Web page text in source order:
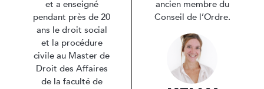
et a enseigné
pendant près de 20
ans le droit social
et la procédure
civile au Master de
Droit des Affaires
de la faculté de
ancien membre du
Conseil de l’Ordre.